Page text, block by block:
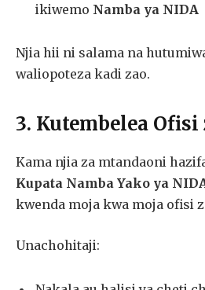
ikiwemo Namba ya NIDA
Njia hii ni salama na
waliopoteza kadi zao.
3. Kutembelea Ofisi
Kama njia za mtandaoni
Kupata Namba Yako ya
kwenda moja kwa moja ofisi
Unachohitaji: